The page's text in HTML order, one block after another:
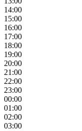
14:00
15:00
16:00
17:00
18:00
19:00
20:00
21:00
22:00
23:00
00:00
01:00
02:00
03:00